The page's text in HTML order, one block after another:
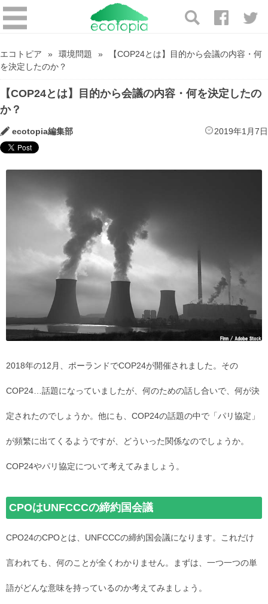
エコトピア 環境問題
【COP24とは】目的から会議の内容・何
を決定したのか？
【COP24とは】目的から会議の内容・何を決定したの
か？
ecotopia編集部 2019年1月7日
2018年の12月、ポーランドでCOP24が開催されました。その
COP24…話題になっていましたが、何のための話し合いで、何が決
定されたのでしょうか。他にも、COP24の話題の中で「パリ協定」
が頻繁に出てくるようですが、どういった関係なのでしょうか。
COP24やパリ協定について考えてみましょう。
CPOはUNFCCCの締約国会議
CPO24のCPOとは、UNFCCCの締約国会議になります。これだけ
言われても、何のことが全くわかりません。まずは、一つ一つの単
語がどんな意味を持っているのか考えてみましょう。